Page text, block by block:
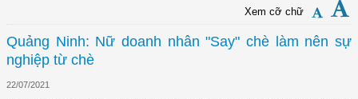
Xem cỡ chữ
Quảng Ninh: Nữ doanh nhân "Say" chè làm nên sự
nghiệp từ chè
22/07/2021